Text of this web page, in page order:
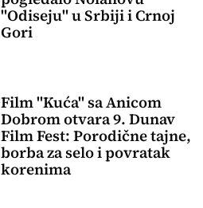
"Odiseju" u Srbiji i Crnoj
Gori
Film "Kuća" sa Anicom
Dobrom otvara 9. Dunav
Film Fest: Porodične tajne,
borba za selo i povratak
korenima